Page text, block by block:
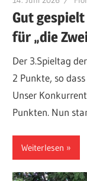
Gut
für „die
Der 3.Spieltag
2 Punkte, so
Unser
Punkten. Nun
Weiterlesen